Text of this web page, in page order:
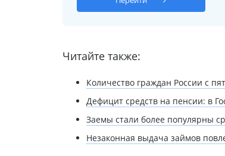
Читайте также:
Количество граждан России с
Дефицит средств на пенсии: в
Заемы стали более популярны
Незаконная выдача займов